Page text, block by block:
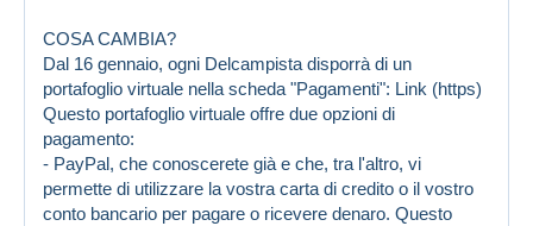
COSA CAMBIA?
Dal 16 gennaio, ogni Delcampista disporrà di un
portafoglio virtuale nella scheda "Pagamenti": Link (https)
Questo portafoglio virtuale offre due opzioni di
pagamento:
- PayPal, che conoscerete già e che, tra l'altro, vi
permette di utilizzare la vostra carta di credito o il vostro
conto bancario per pagare o ricevere denaro. Questo